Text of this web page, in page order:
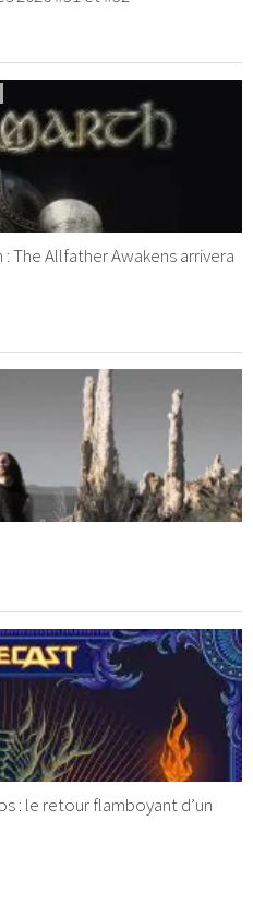
The Allfather Awakens arrivera
: le retour flamboyant d’un